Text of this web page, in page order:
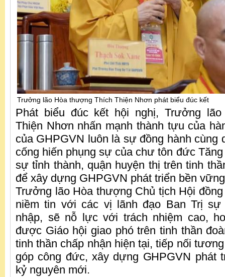
Trưởng lão Hòa thượng Thích Thiện Nhơn phát biểu đúc kết
Phát biểu đúc kết hội nghị, Trưởng
Thiện Nhơn nhấn mạnh thành tựu của
của GHPGVN luôn là sự đồng hành cùng
cống hiến phụng sự của chư tôn đức
sự tỉnh thành, quận huyện thị trên tinh
để xây dựng GHPGVN phát triển bền
Trưởng lão Hòa thượng Chủ tịch Hội
niềm tin với các vị lãnh đạo Ban Trị sự
nhập, sẽ nỗ lực với trách nhiệm cao,
được Giáo hội giao phó trên tinh thần
tinh thần chấp nhận hiện tại, tiếp nối
góp công đức, xây dựng GHPGVN phát
kỷ nguyên mới.